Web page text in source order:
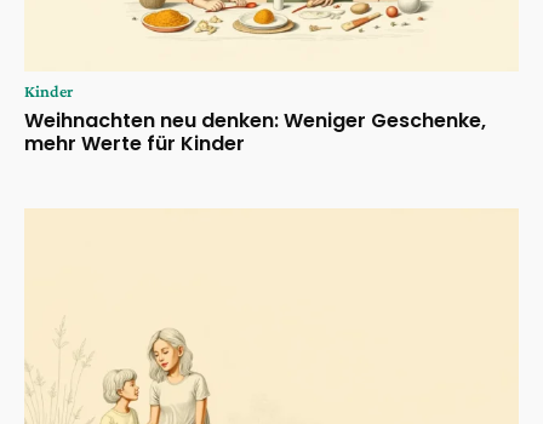
Kinder
Weihnachten neu denken: Weniger Geschenke,
mehr Werte für Kinder